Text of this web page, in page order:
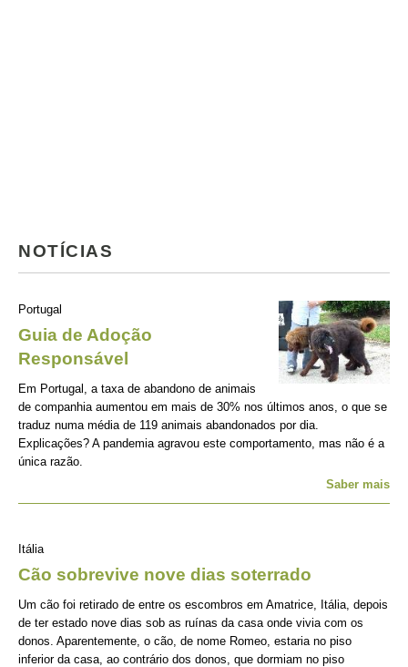
NOTÍCIAS
Portugal
Guia de Adoção
Responsável
Em Portugal, a taxa de abandono de animais
de companhia aumentou em mais de 30% nos últimos anos, o que se
traduz numa média de 119 animais abandonados por dia.
Explicações? A pandemia agravou este comportamento, mas não é a
única razão.
Saber mais
Itália
Cão sobrevive nove dias soterrado
Um cão foi retirado de entre os escombros em Amatrice, Itália, depois
de ter estado nove dias sob as ruínas da casa onde vivia com os
donos. Aparentemente, o cão, de nome Romeo, estaria no piso
inferior da casa, ao contrário dos donos, que dormiam no piso